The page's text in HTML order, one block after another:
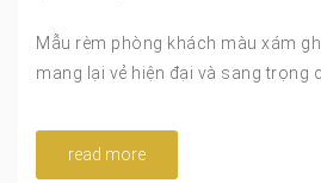
Mẫu rèm phòng khách màu xám
mang lại vẻ hiện đại và sang trọng
read more